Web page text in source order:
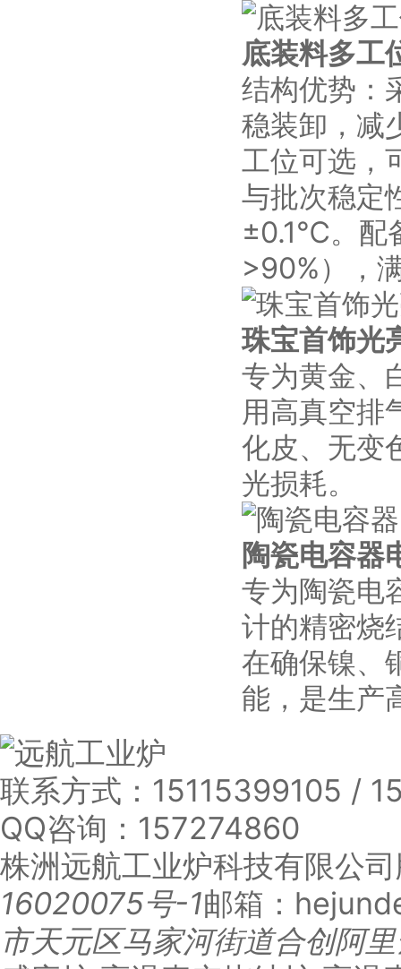
底装料多工
结构优势：
稳装卸，减
工位可选，
与批次稳定
±0.1℃。配
>90%），
珠宝首饰光
专为黄金、
用高真空排
化皮、无变
光损耗。
陶瓷电容器
专为陶瓷电
计的精密烧
在确保镍、
能，是生产
联系方式： 15115399105 /
QQ咨询： 157274860
株洲远航工业炉科技有限公司
16020075号-1邮箱：
市天元区马家河街道合创阿